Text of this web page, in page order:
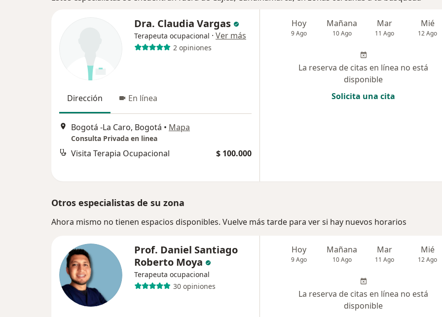
Dra. Claudia Vargas
Terapeuta ocupacional · Ver más
2 opiniones
Dirección En línea
Bogotá ‎-La Caro, Bogotá • Mapa
Consulta Privada en linea
Visita Terapia Ocupacional $ 100.000
Hoy
9 Ago
Mañana
10 Ago
Mar
11 Ago
Mié
12 Ago
La reserva de citas en línea no está
disponible
Solicita una cita
Otros especialistas de su zona
Ahora mismo no tienen espacios disponibles. Vuelve más tarde para ver si hay nuevos horarios
Prof. Daniel Santiago
Roberto Moya
Terapeuta ocupacional
30 opiniones
Hoy
9 Ago
Mañana
10 Ago
Mar
11 Ago
Mié
12 Ago
La reserva de citas en línea no está
disponible